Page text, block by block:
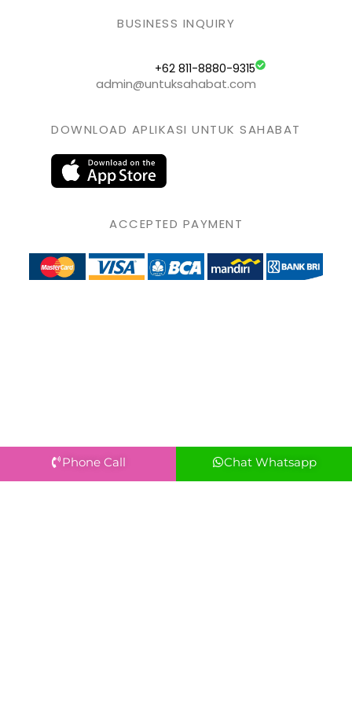
BUSINESS INQUIRY
+62 811-8880-9315
admin@untuksahabat.com
DOWNLOAD APLIKASI UNTUK SAHABAT
ACCEPTED PAYMENT
Phone Call Chat Whatsapp